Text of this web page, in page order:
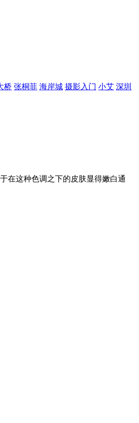
桥 张桐菲 海岸城 摄影入门 小艾 深圳
在这种色调之下的皮肤显得嫩白通